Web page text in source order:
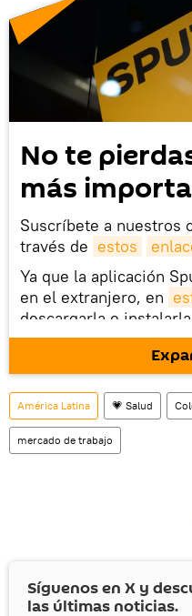
No te
más
Suscríbete a nuestros
través de estos
Ya que la aplicación
en el extranjero, en
descargarla e
móvil (¡solo para
También tenemos una
social rusa VK .
América Latina 💗 Salud
mercado de trabajo
Síguenos en X y
las últimas noticias.